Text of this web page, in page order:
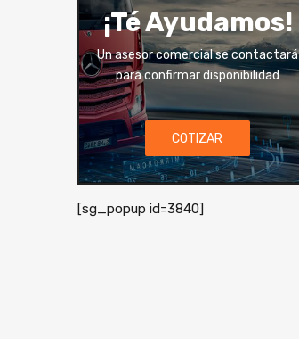
¡Té Ayudamos!
Un asesor comercial se contactará
para confirmar disponibilidad
COTIZAR
[sg_popup id=3840]